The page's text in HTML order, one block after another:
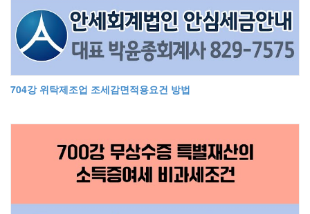
704강 위탁제조업 조세감면적용요건 방법